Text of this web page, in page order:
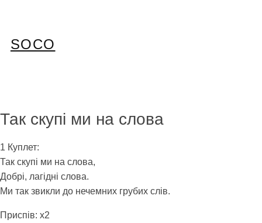
SOCO
Так скупі ми на слова
1 Куплет:
Так скупі ми на слова,
Добрі, лагідні слова.
Ми так звикли до нечемних грубих слів.
Приспів: x2